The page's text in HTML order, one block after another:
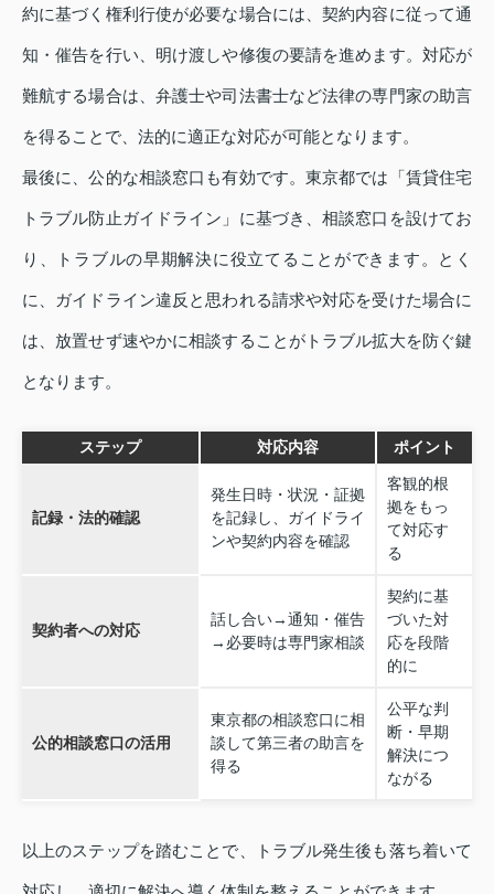
約に基づく権利行使が必要な場合には、契約内容に従って通
知・催告を行い、明け渡しや修復の要請を進めます。対応が
難航する場合は、弁護士や司法書士など法律の専門家の助言
を得ることで、法的に適正な対応が可能となります。
最後に、公的な相談窓口も有効です。東京都では「賃貸住宅
トラブル防止ガイドライン」に基づき、相談窓口を設けてお
り、トラブルの早期解決に役立てることができます。とく
に、ガイドライン違反と思われる請求や対応を受けた場合に
は、放置せず速やかに相談することがトラブル拡大を防ぐ鍵
となります。
ステップ 対応内容 ポイント
記録・法的確認
発生日時・状況・証拠
を記録し、ガイドライ
ンや契約内容を確認
客観的根
拠をもっ
て対応す
る
契約者への対応
話し合い→通知・催告
→必要時は専門家相談
契約に基
づいた対
応を段階
的に
公的相談窓口の活用
東京都の相談窓口に相
談して第三者の助言を
得る
公平な判
断・早期
解決につ
ながる
以上のステップを踏むことで、トラブル発生後も落ち着いて